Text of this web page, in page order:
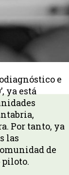
e
ya está
Por tanto, ya
las
de
piloto.